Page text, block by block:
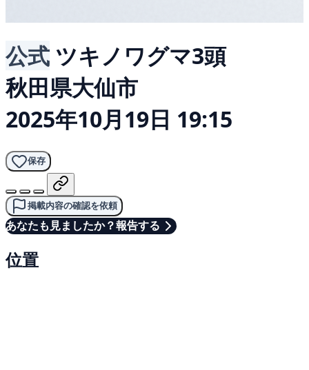
公式 ツキノワグマ3頭
秋田県大仙市
2025年10月19日 19:15
保存
掲載内容の確認を依頼
あなたも見ましたか？報告する
位置